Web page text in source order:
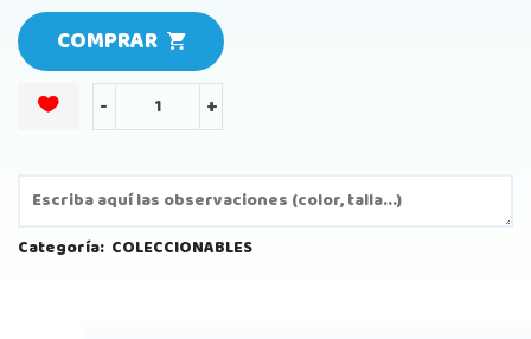
COMPRAR
- +
Categoría: COLECCIONABLES